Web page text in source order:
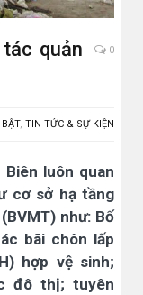
quản
0
, TIN TỨC & SỰ KIỆN
luôn quan
cơ sở hạ tầng
như: Bố
bãi chôn lấp
hợp vệ sinh;
đô thị; tuyên